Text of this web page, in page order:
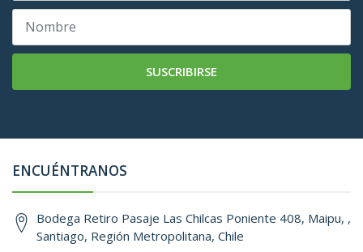
SUSCRIBIRSE
ENCUÉNTRANOS
Bodega Retiro Pasaje Las Chilcas Poniente 408, Maipu, ,
Santiago, Región Metropolitana, Chile